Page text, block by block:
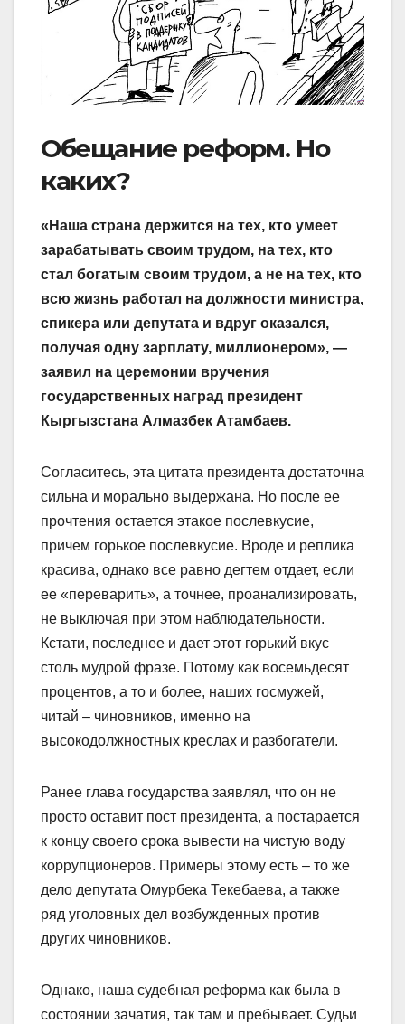
Обещание реформ. Но
каких?
«Наша страна держится на тех, кто умеет
зарабатывать своим трудом, на тех, кто
стал богатым своим трудом, а не на тех, кто
всю жизнь работал на должности министра,
спикера или депутата и вдруг оказался,
получая одну зарплату, миллионером», —
заявил на церемонии вручения
государственных наград президент
Кыргызстана Алмазбек Атамбаев.
Согласитесь, эта цитата президента достаточна
сильна и морально выдержана. Но после ее
прочтения остается этакое послевкусие,
причем горькое послевкусие. Вроде и реплика
красива, однако все равно дегтем отдает, если
ее «переварить», а точнее, проанализировать,
не выключая при этом наблюдательности.
Кстати, последнее и дает этот горький вкус
столь мудрой фразе. Потому как восемьдесят
процентов, а то и более, наших госмужей,
читай – чиновников, именно на
высокодолжностных креслах и разбогатели.
Ранее глава государства заявлял, что он не
просто оставит пост президента, а постарается
к концу своего срока вывести на чистую воду
коррупционеров. Примеры этому есть – то же
дело депутата Омурбека Текебаева, а также
ряд уголовных дел возбужденных против
других чиновников.
Однако, наша судебная реформа как была в
состоянии зачатия, так там и пребывает. Судьи